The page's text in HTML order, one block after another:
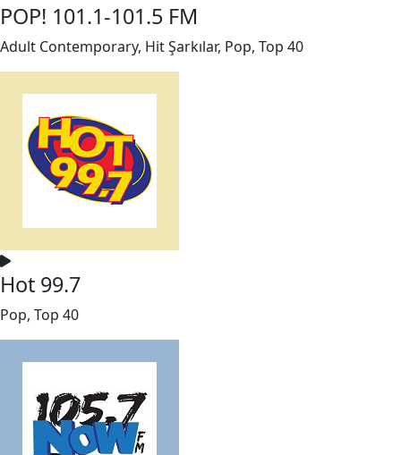
POP! 101.1-101.5 FM
Adult Contemporary, Hit Şarkılar, Pop, Top 40
Hot 99.7
Pop, Top 40